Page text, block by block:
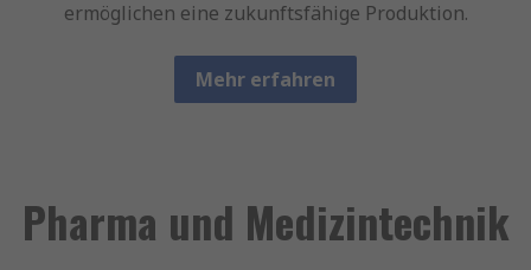
ermöglichen eine zukunftsfähige Produktion.
Mehr erfahren
Pharma und Medizintechnik